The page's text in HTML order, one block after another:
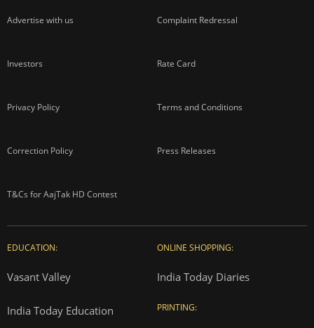
Advertise with us Complaint Redressal
Investors Rate Card
Privacy Policy Terms and Conditions
Correction Policy Press Releases
T&Cs for AajTak HD Contest
EDUCATION:
Vasant Valley
India Today Education
ONLINE SHOPPING:
India Today Diaries
PRINTING: